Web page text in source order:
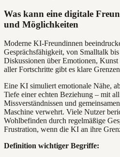
Was kann eine digitale
und Möglichkeiten
Moderne KI-Freundinnen
Gesprächsfähigkeit, von Smalltalk
Diskussionen über Emotionen,
aller Fortschritte gibt es klare
Eine KI simuliert emotionale Nähe,
Tiefe einer echten Beziehung – mit
Missverständnissen und
Maschine verwehrt. Viele Nutzer
Wohlbefinden durch regelmäßige
Frustration, wenn die KI an ihre
Definition wichtiger Begriffe: